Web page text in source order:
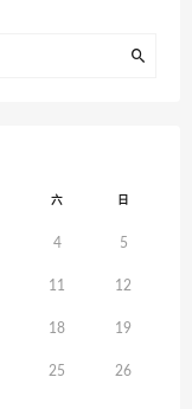
六 日
4 5
11 12
18 19
25 26